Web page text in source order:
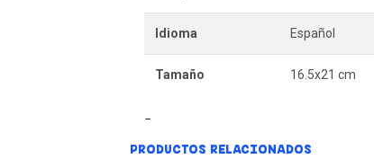
Idioma Español
Tamaño 16.5x21 cm
PRODUCTOS RELACIONADOS